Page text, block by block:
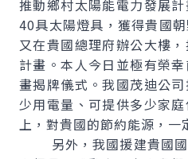
推動鄉村太陽能電力發展
40具太陽燈具，獲得貴國
又在貴國總理府辦公大樓
計畫。本人今日並極有榮
畫揭牌儀式。我國茂迪公
少用電量、可提供多少家
上，對貴國的節約能源，一
另外，我國援建貴國國